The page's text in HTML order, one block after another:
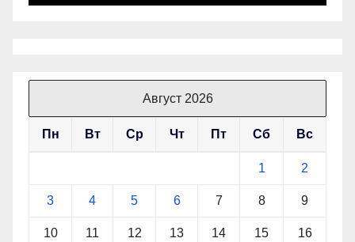
Август 2026
Пн Вт Ср Чт Пт Сб Вс
1 2
3 4 5 6 7 8 9
10 11 12 13 14 15 16